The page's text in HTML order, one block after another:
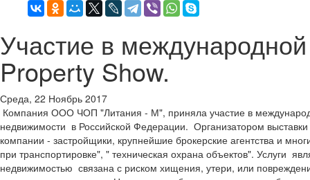
Участие в
Property Show.
Среда, 22 Ноябрь 2017
Компания ООО ЧОП "Литания - М", приняла участие в
недвижимости в Российской Федерации. Организатором
компании - застройщики, крупнейшие брокерские агентства и
при транспортировке", " техническая охрана объектов". Услуги
недвижимостью связана с риском хищения, утери, или